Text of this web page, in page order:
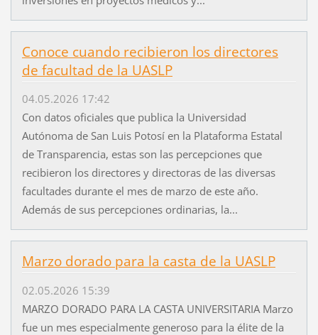
Conoce cuando recibieron los directores
de facultad de la UASLP
04.05.2026 17:42
Con datos oficiales que publica la Universidad
Autónoma de San Luis Potosí en la Plataforma Estatal
de Transparencia, estas son las percepciones que
recibieron los directores y directoras de las diversas
facultades durante el mes de marzo de este año.
Además de sus percepciones ordinarias, la...
Marzo dorado para la casta de la UASLP
02.05.2026 15:39
MARZO DORADO PARA LA CASTA UNIVERSITARIA Marzo
fue un mes especialmente generoso para la élite de la